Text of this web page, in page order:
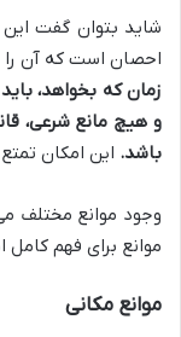
شاید بتوان گفت
احصان است که آن را
زمان که بخواهد،
و هیچ مانع شرعی،
باشد. این امکان
وجود موانع مختلف
موانع برای فهم
موانع مکانی